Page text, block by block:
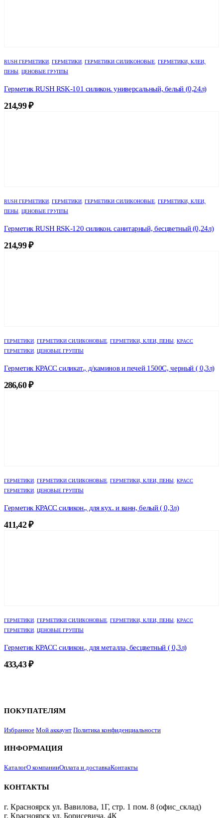
RUSH ГЕРМЕТИКИ ГЕРМЕТИКИ ГЕРМЕТИКИ СИЛИКОНОВЫЕ ГЕРМЕТИКИ, КЛЕИ,
ПЕНЫ ЦЕНОВЫЕ ГРУППЫ
Герметик RUSH RSK-101 силикон. универсальный, белый (0,24л)
214,99₽
RUSH ГЕРМЕТИКИ ГЕРМЕТИКИ ГЕРМЕТИКИ СИЛИКОНОВЫЕ ГЕРМЕТИКИ, КЛЕИ,
ПЕНЫ ЦЕНОВЫЕ ГРУППЫ
Герметик RUSH RSK-120 силикон. санитарный, бесцветный (0,24л)
214,99₽
ГЕРМЕТИКИ ГЕРМЕТИКИ СИЛИКОНОВЫЕ ГЕРМЕТИКИ, КЛЕИ, ПЕНЫ КРАСС
ГЕРМЕТИКИ ЦЕНОВЫЕ ГРУППЫ
Герметик КРАСС силикат., д/каминов и печей 1500С, черный ( 0,3л)
286,60₽
ГЕРМЕТИКИ ГЕРМЕТИКИ СИЛИКОНОВЫЕ ГЕРМЕТИКИ, КЛЕИ, ПЕНЫ КРАСС
ГЕРМЕТИКИ ЦЕНОВЫЕ ГРУППЫ
Герметик КРАСС силикон., для кух. и ванн, белый ( 0,3л)
411,42₽
ГЕРМЕТИКИ ГЕРМЕТИКИ СИЛИКОНОВЫЕ ГЕРМЕТИКИ, КЛЕИ, ПЕНЫ КРАСС
ГЕРМЕТИКИ ЦЕНОВЫЕ ГРУППЫ
Герметик КРАСС силикон., для металла, бесцветный ( 0,3л)
433,43₽
ПОКУПАТЕЛЯМ
Избранное Мой аккаунт Политика конфиденциальности
ИНФОРМАЦИЯ
КаталогО компанииОплата и доставкаКонтакты
КОНТАКТЫ
г. Красноярск ул. Вавилова, 1Г, стр. 1 пом. 8 (офис_склад)
г. Красноярск ул. Борисевича, 4К